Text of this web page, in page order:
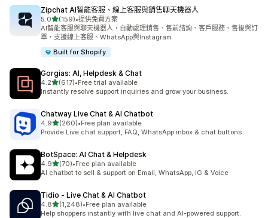
Zipchat AI智能客服、線上客服與銷售聊天機器人
5.0滿分 5 顆星
(159)
共有 159 則評價
•提供免費方案
AI智能客服與聊天機器人，自動處理銷售、售前諮詢、客戶服務、售後與訂
單，支援線上客服、WhatsApp與Instagram
Built for Shopify
Gorgias: AI, Helpdesk & Chat
4.2滿分 5 顆星
(617)
共有 617 則評價
•Free trial available
Instantly resolve support inquiries and grow your business.
Chatway Live Chat & AI Chatbot
4.9滿分 5 顆星
(260)
共有 260 則評價
•Free plan available
Provide Live chat support, FAQ, WhatsApp inbox & chat buttons
BotSpace: AI Chat & Helpdesk
4.9滿分 5 顆星
(70)
共有 70 則評價
•Free plan available
AI chatbot to sell & support on Email, WhatsApp, IG & Voice
Tidio ‑ Live Chat & AI Chatbot
4.8滿分 5 顆星
(1,248)
共有 1248 則評價
•Free plan available
Help shoppers instantly with live chat and AI-powered support.